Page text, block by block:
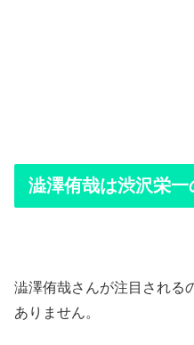
澁澤侑哉は渋沢栄一
澁澤侑哉さんが注目される
ありません。